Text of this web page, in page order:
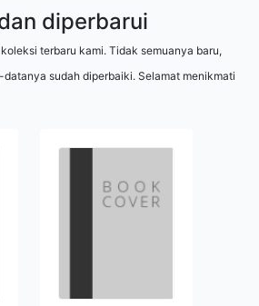
diperbarui
terbaru kami. Tidak semuanya baru,
sudah diperbaiki. Selamat menikmati